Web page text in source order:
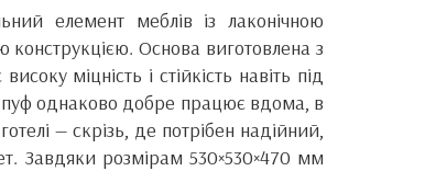
елемент меблів із лаконічною
Основа виготовлена з
міцність і стійкість навіть під
однаково добре працює вдома, в
— скрізь, де потрібен надійний,
Завдяки розмірам 530×530×470 мм